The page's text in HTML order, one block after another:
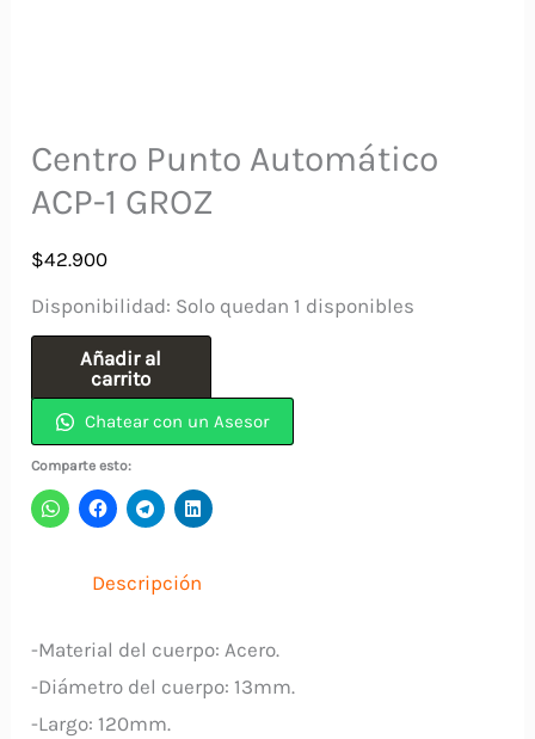
Centro Punto Automático
ACP-1 GROZ
$42.900
Disponibilidad: Solo quedan 1 disponibles
Centro
Automático
ACP-
1
cantidad
Añadir al
carrito
Chatear con un Asesor
Comparte esto:
Descripción
-Material del cuerpo: Acero.
-Diámetro del cuerpo: 13mm.
-Largo: 120mm.